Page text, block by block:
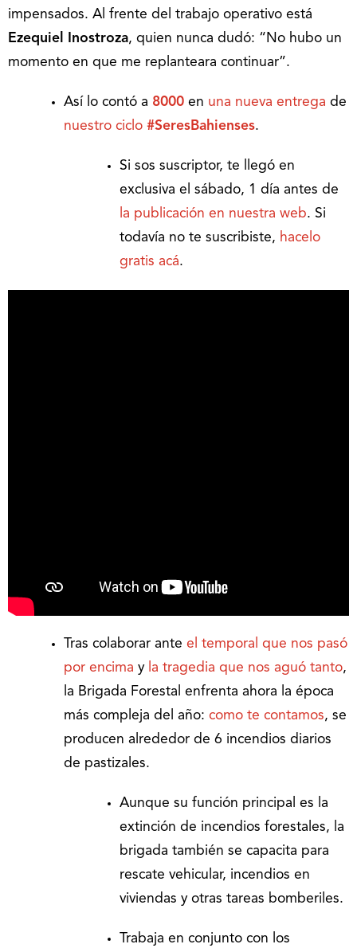
impensados. Al frente del trabajo operativo está
Ezequiel Inostroza, quien nunca dudó: “No hubo un
momento en que me replanteara continuar”.
Así lo contó a 8000 en una nueva entrega de
nuestro ciclo #SeresBahienses.
Si sos suscriptor, te llegó en
exclusiva el sábado, 1 día antes de
la publicación en nuestra web. Si
todavía no te suscribiste, hacelo
gratis acá.
Tras colaborar ante el temporal que nos pasó
por encima y la tragedia que nos aguó tanto,
la Brigada Forestal enfrenta ahora la época
más compleja del año: como te contamos, se
producen alrededor de 6 incendios diarios
de pastizales.
Aunque su función principal es la
extinción de incendios forestales, la
brigada también se capacita para
rescate vehicular, incendios en
viviendas y otras tareas bomberiles.
Trabaja en conjunto con los